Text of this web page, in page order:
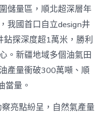
儲量區，順北超深層年
我國首口自立design井
探深度超1萬米，勝利
。新疆地域多個油氣田
產量衝破300萬噸、順
當量。
亮點紛呈，自然氣產量